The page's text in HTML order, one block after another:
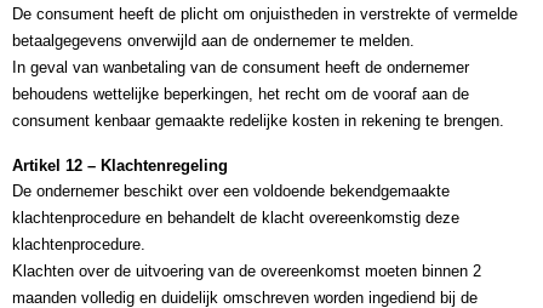
De consument heeft de plicht om onjuistheden in verstrekte of vermelde
betaalgegevens onverwijld aan de ondernemer te melden.
In geval van wanbetaling van de consument heeft de ondernemer
behoudens wettelijke beperkingen, het recht om de vooraf aan de
consument kenbaar gemaakte redelijke kosten in rekening te brengen.
Artikel 12 – Klachtenregeling
De ondernemer beschikt over een voldoende bekendgemaakte
klachtenprocedure en behandelt de klacht overeenkomstig deze
klachtenprocedure.
Klachten over de uitvoering van de overeenkomst moeten binnen 2
maanden volledig en duidelijk omschreven worden ingediend bij de